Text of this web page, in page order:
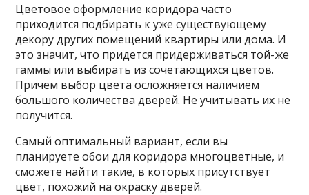
Цветовое оформление коридора часто
приходится подбирать к уже существующему
декору других помещений квартиры или дома. И
это значит, что придется придерживаться той-же
гаммы или выбирать из сочетающихся цветов.
Причем выбор цвета осложняется наличием
большого количества дверей. Не учитывать их не
получится.
Самый оптимальный вариант, если вы
планируете обои для коридора многоцветные, и
сможете найти такие, в которых присутствует
цвет, похожий на окраску дверей.